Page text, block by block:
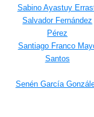
Sabino Ayastuy
Salvador Fernández
Pérez
Santiago Franco
Santos
Senén García